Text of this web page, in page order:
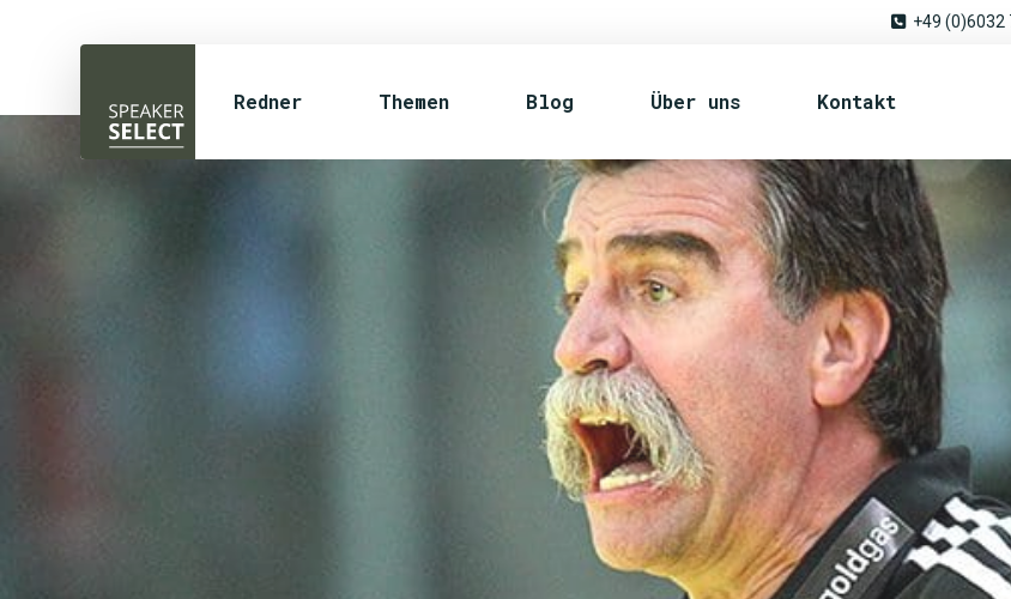
+49 (0)6032
Redner Themen Blog Über uns Kontakt